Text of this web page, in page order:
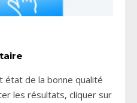
état de la bonne qualité
les résultats, cliquer sur